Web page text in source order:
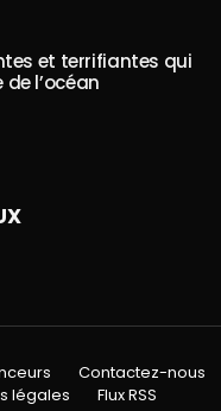
et terrifiantes qui
l’océan
Contactez-nous
légales Flux RSS